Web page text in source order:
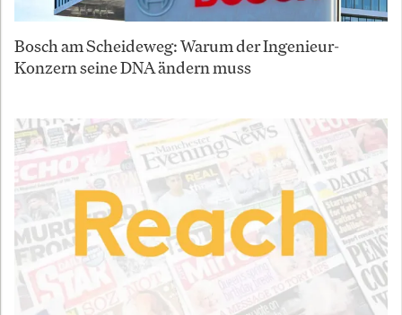
Bosch am Scheideweg: Warum der Ingenieur-
Konzern seine DNA ändern muss